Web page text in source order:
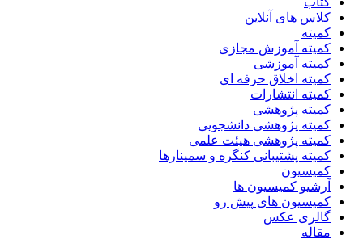
کلاس های آنلاین
کمیته
کمیته آموزش مجازی
کمیته آموزشی
کمیته اخلاق حرفه ای
کمیته انتشارات
کمیته پژوهشی
کمیته پژوهشی دانشجویی
کمیته پژوهشی هیئت علمی
کمیته پشتیبانی کنگره و سمینارها
کمیسیون
آرشیو کمیسیون ها
کمیسیون های پیش رو
گالری عکس
مقاله